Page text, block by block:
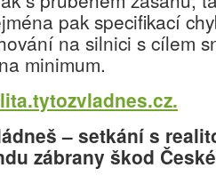
pak specifikací
na silnici s cílem
minimum.
– setkání s
zábrany škod